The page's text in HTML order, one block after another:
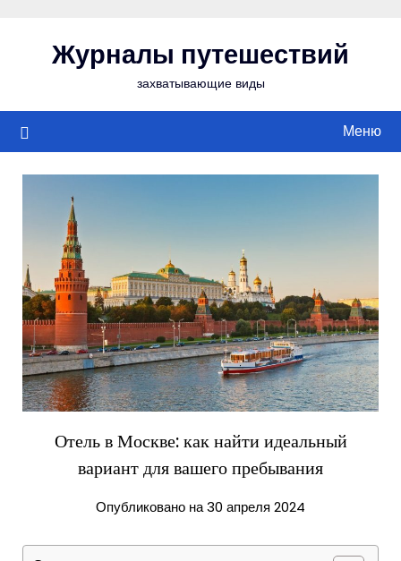
содержимомуЖурналы путешествий
захватывающие виды
Меню
Отель в Москве: как найти идеальный
вариант для вашего пребывания
Опубликовано на 30 апреля 2024